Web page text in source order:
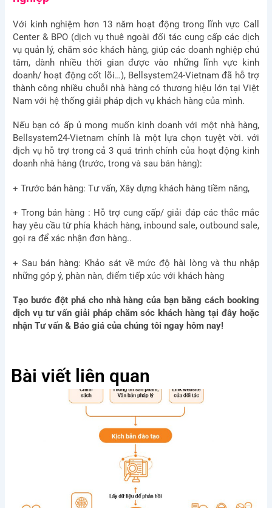
Với kinh nghiệm hơn 13 năm hoạt động trong lĩnh vực Call
Center & BPO (dịch vụ thuê ngoài đối tác cung cấp các dịch
vụ quản lý, chăm sóc khách hàng, giúp các doanh nghiệp chú
tâm, dành nhiều thời gian được vào những lĩnh vực kinh
doanh/ hoạt động cốt lõi…), Bellsystem24-Vietnam đã hỗ trợ
thành công nhiều chuỗi nhà hàng có thương hiệu lớn tại Việt
Nam với hệ thống giải pháp dịch vụ khách hàng của mình.
Nếu bạn có ấp ủ mong muốn kinh doanh với một nhà hàng,
Bellsystem24-Vietnam chính là một lựa chọn tuyệt vời. với
dịch vụ hỗ trợ trong cả 3 quá trình chính của hoạt động kinh
doanh nhà hàng (trước, trong và sau bán hàng):
+ Trước bán hàng: Tư vấn, Xây dựng khách hàng tiềm năng,
+ Trong bán hàng : Hỗ trợ cung cấp/ giải đáp các thắc mắc
hay yêu cầu từ phía khách hàng, inbound sale, outbound sale,
gọi ra để xác nhận đơn hàng..
+ Sau bán hàng: Khảo sát về mức độ hài lòng và thu nhập
những góp ý, phàn nàn, điểm tiếp xúc với khách hàng
Tạo bước đột phá cho nhà hàng của bạn bằng cách booking
dịch vụ tư vấn giải pháp chăm sóc khách hàng tại đây hoặc
nhận Tư vấn & Báo giá của chúng tôi ngay hôm nay!
Bài viết liên quan